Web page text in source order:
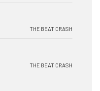
THE BEAT CRASH
THE BEAT CRASH